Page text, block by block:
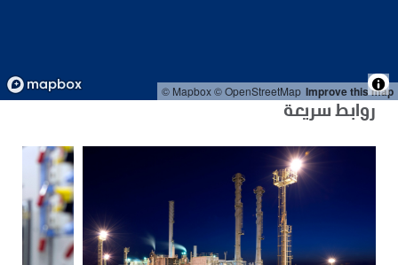
© Mapbox© OpenStreetMap Improve this map
روابط سريعة